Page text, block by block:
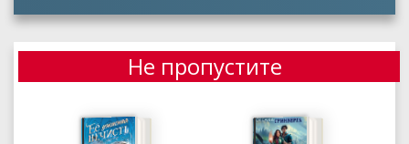
Не пропустите